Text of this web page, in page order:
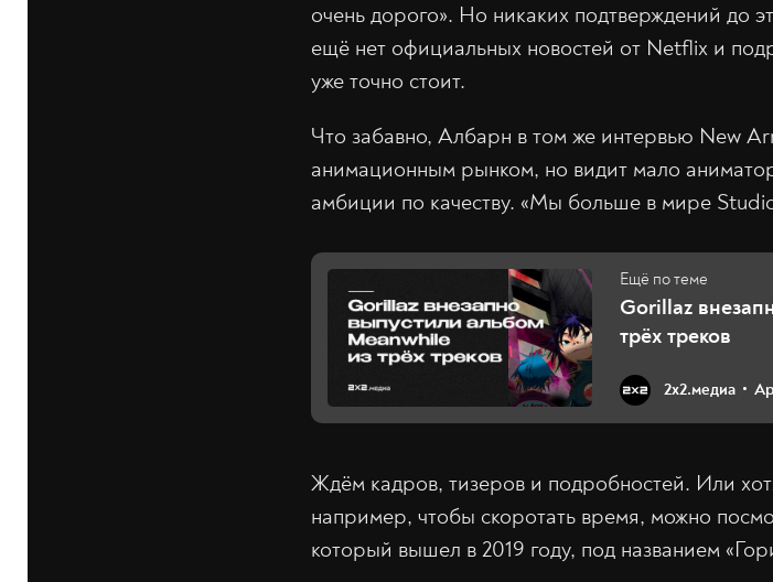
очень дорого». Но никаких подтверждений до
ещё нет официальных новостей от Netflix и
уже точно стоит.
Что забавно, Албарн в том же интервью New
анимационным рынком, но видит мало
амбиции по качеству. «Мы больше в мире
Gorillaz
трёх треков
2х2.медиа
Ждём кадров, тизеров и подробностей. Или
например, чтобы скоротать время, можно
который вышел в 2019 году, под названием